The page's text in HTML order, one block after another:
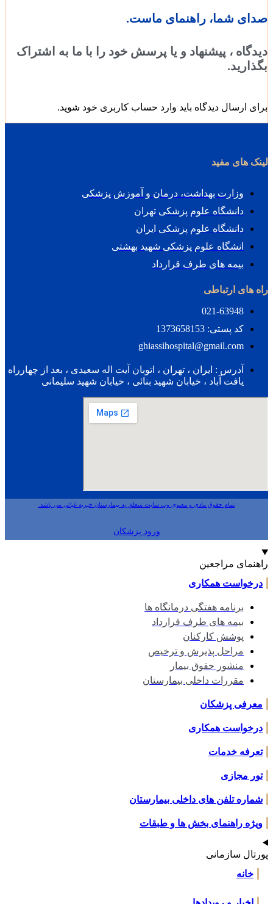
شما، راهنمای ماست.
، پیشنهاد و یا پرسش خود را با ما به اشتراک
ارسال دیدگاه باید وارد حساب کاربری خود شوید.
های مفید
وزارت بهداشت، درمان و آموزش پزشکی
دانشگاه علوم پزشکی تهران
دانشگاه علوم پزشکی ایران
انشگاه علوم پزشکی شهید بهشتی
بیمه های طرف قرارداد
های ارتباطی
021-63948
کد پستی: 1373658153
ghiassihospital@gmail.com
آدرس : ایران ، تهران ، اتوبان آيت اله سعيدی ، بعد از چهارراه
يافت آباد ، خيابان شهيد بنائی ، خيابان شهيد سليمانی
تمام حقوق مادی و معنوی وب سایت متعلق به بیمارستان خیریه غیاثی می باشد.
ورود پزشكان
مراجعین
همکاری
برنامه هفتگی درمانگاه ها
بیمه های طرف قرارداد
پوشش کارکنان
مراحل پذیرش و ترخیص
منشور حقوق بیمار
مقررات داخلی بیمارستان
پزشکان
همکاری
خدمات
مجازی
تلفن های داخلی بیمارستان
راهنمای بخش ها و طبقات
سازمانی